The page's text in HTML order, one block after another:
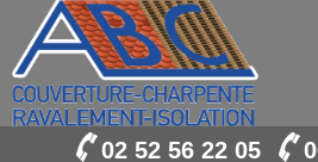
02 52 56 22 05